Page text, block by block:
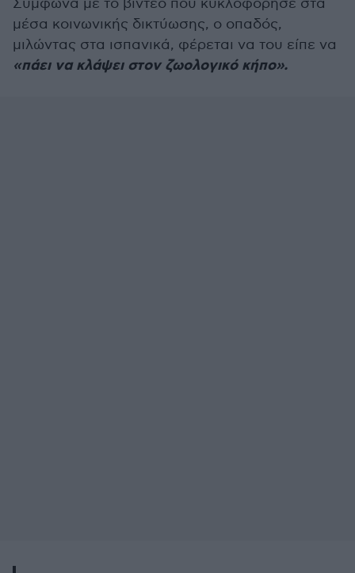
Σύμφωνα με το βίντεο που κυκλοφόρησε στα
μέσα κοινωνικής δικτύωσης, ο οπαδός,
μιλώντας στα ισπανικά, φέρεται να του είπε να
«πάει να κλάψει στον ζωολογικό κήπο».